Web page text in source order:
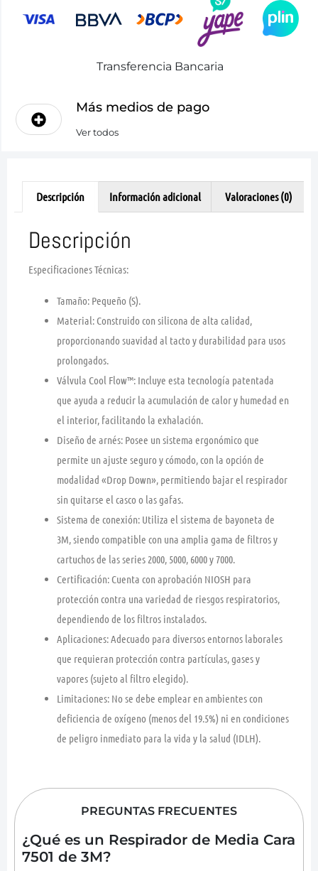
Transferencia Bancaria
Más medios de pago
Ver todos
Descripción Información adicional Valoraciones (0)
Descripción
Especificaciones Técnicas:
Tamaño: Pequeño (S).
Material: Construido con silicona de alta calidad,
proporcionando suavidad al tacto y durabilidad para usos
prolongados.
Válvula Cool Flow™: Incluye esta tecnología patentada
que ayuda a reducir la acumulación de calor y humedad en
el interior, facilitando la exhalación.
Diseño de arnés: Posee un sistema ergonómico que
permite un ajuste seguro y cómodo, con la opción de
modalidad «Drop Down», permitiendo bajar el respirador
sin quitarse el casco o las gafas.
Sistema de conexión: Utiliza el sistema de bayoneta de
3M, siendo compatible con una amplia gama de filtros y
cartuchos de las series 2000, 5000, 6000 y 7000.
Certificación: Cuenta con aprobación NIOSH para
protección contra una variedad de riesgos respiratorios,
dependiendo de los filtros instalados.
Aplicaciones:Adecuado para diversos entornos laborales
que requieran protección contra partículas, gases y
vapores (sujeto al filtro elegido).
Limitaciones: No se debe emplear en ambientes con
deficiencia de oxígeno (menos del 19.5%) ni en condiciones
de peligro inmediato para la vida y la salud (IDLH).
PREGUNTAS FRECUENTES
¿Qué es un Respirador de Media Cara
7501 de 3M?